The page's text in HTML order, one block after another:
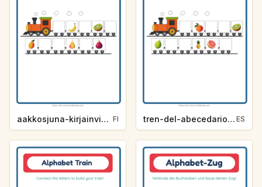
aakkosjuna-kirjainvihje-hedelmat-5a56 FI tren-del-abecedario-pista-de-letra-frutas-5865 ES